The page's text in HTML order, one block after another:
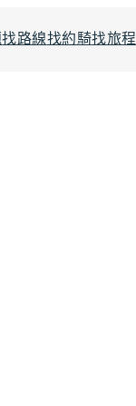
找路線找約騎找旅程